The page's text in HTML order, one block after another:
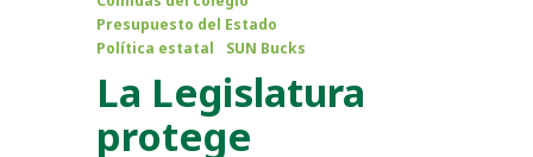
Presupuesto del Estado
Política estatal
SUN Bucks
La Legislatura
protege